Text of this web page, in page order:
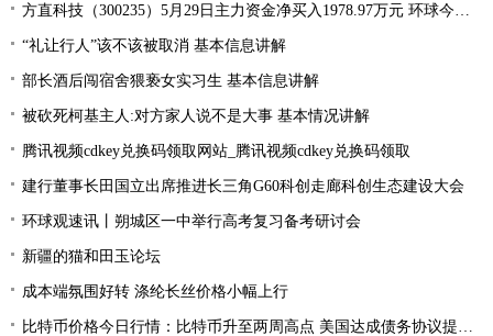
方直科技（300235）5月29日主力资金净买入1978.97万元 环球今亮点
“礼让行人”该不该被取消 基本信息讲解
部长酒后闯宿舍猥亵女实习生 基本信息讲解
被砍死柯基主人:对方家人说不是大事 基本情况讲解
腾讯视频cdkey兑换码领取网站_腾讯视频cdkey兑换码领取
建行董事长田国立出席推进长三角G60科创走廊科创生态建设大会
环球观速讯丨朔城区一中举行高考复习备考研讨会
新疆的猫和田玉论坛
成本端氛围好转 涤纶长丝价格小幅上行
比特币价格今日行情：比特币升至两周高点 美国达成债务协议提振风险偏好